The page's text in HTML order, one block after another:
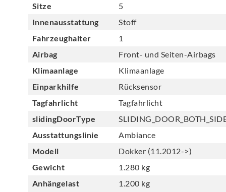
Sitze
5
Innenausstattung
Stoff
Fahrzeughalter
1
Airbag
Front- und Seiten-Airbags
Klimaanlage
Klimaanlage
Einparkhilfe
Rücksensor
Tagfahrlicht
Tagfahrlicht
slidingDoorType
Ausstattungslinie
Ambiance
Modell
Dokker (11.2012->)
Gewicht
1.280 kg
Anhängelast
1.200 kg